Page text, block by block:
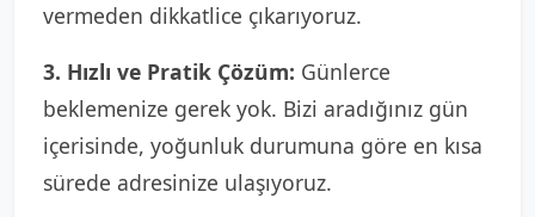
vermeden dikkatlice çıkarıyoruz.
3. Hızlı ve Pratik Çözüm: Günlerce
beklemenize gerek yok. Bizi aradığınız gün
içerisinde, yoğunluk durumuna göre en kısa
sürede adresinize ulaşıyoruz.